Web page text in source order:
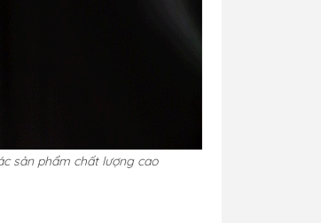
sản phẩm chất lượng cao